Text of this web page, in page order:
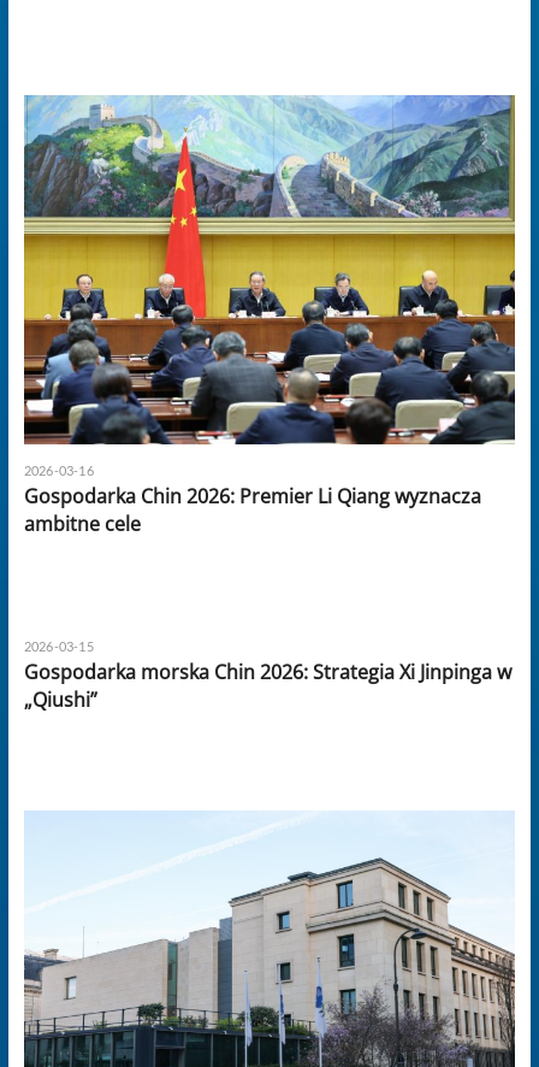
2026-03-16
Gospodarka Chin 2026: Premier Li Qiang wyznacza
ambitne cele
2026-03-15
Gospodarka morska Chin 2026: Strategia Xi Jinpinga w
„Qiushi”